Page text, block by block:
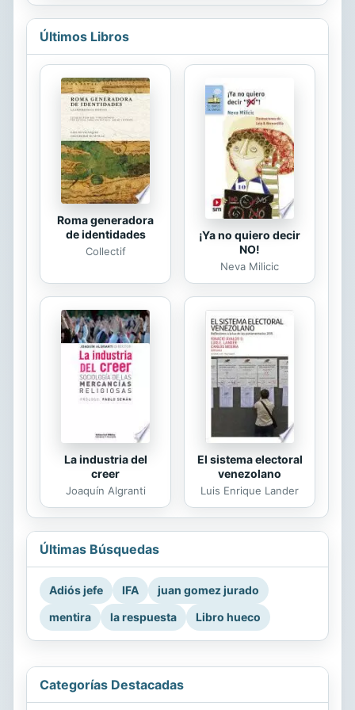
cuestiona las cosas que antes no
quién es él mismo, y siguiendo por la
relación con las mujeres, con los
amigos, con el trabajo y con un
mundo que ha cambiado por
completo sin que él se haya dado
cuenta. Esta es la historia de un
hombre que despierta de su letargo
y descubre...
Últimos Libros
Roma generadora
de identidades
Collectif
¡Ya no quiero decir
NO!
Neva Milicic
La industria del
creer
Joaquín Algranti
El sistema electoral
venezolano
Luis Enrique Lander
Últimas Búsquedas
Adiós jefe IFA
juan gomez jurado
mentira
la respuesta Libro hueco
Categorías Destacadas